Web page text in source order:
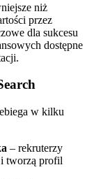
niż
przez
dla sukcesu
dostępne
w kilku
– rekruterzy
tworzą profil